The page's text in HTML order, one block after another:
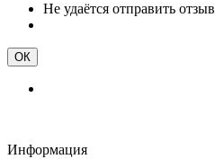
Не удаётся отправить отзыв
ОК
Информация